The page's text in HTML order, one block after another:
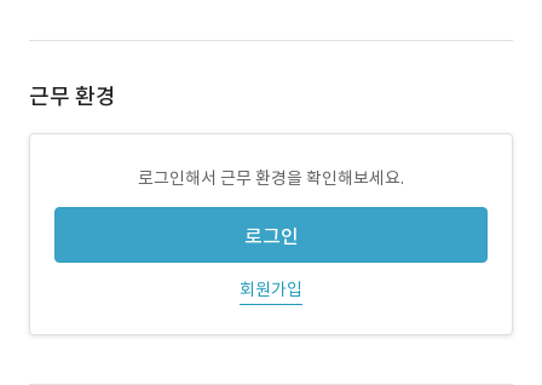
근무 환경
로그인해서 근무 환경을 확인해보세요.
로그인
회원가입